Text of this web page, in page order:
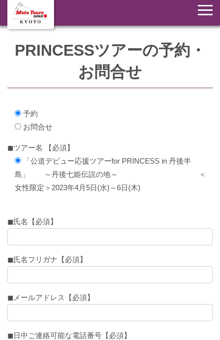
PRINCESSツアーの予約・
お問合せ
予約
お問合せ
◼︎ツアー名 【必須】
「公道デビュー応援ツアーfor PRINCESS in 丹後半
島」 ～丹後七姫伝説の地～ ＜
女性限定＞2023年4月5日(水)～6日(木)
◼︎氏名【必須】
◼︎氏名フリガナ【必須】
◼︎メールアドレス【必須】
◼︎日中ご連絡可能な電話番号【必須】